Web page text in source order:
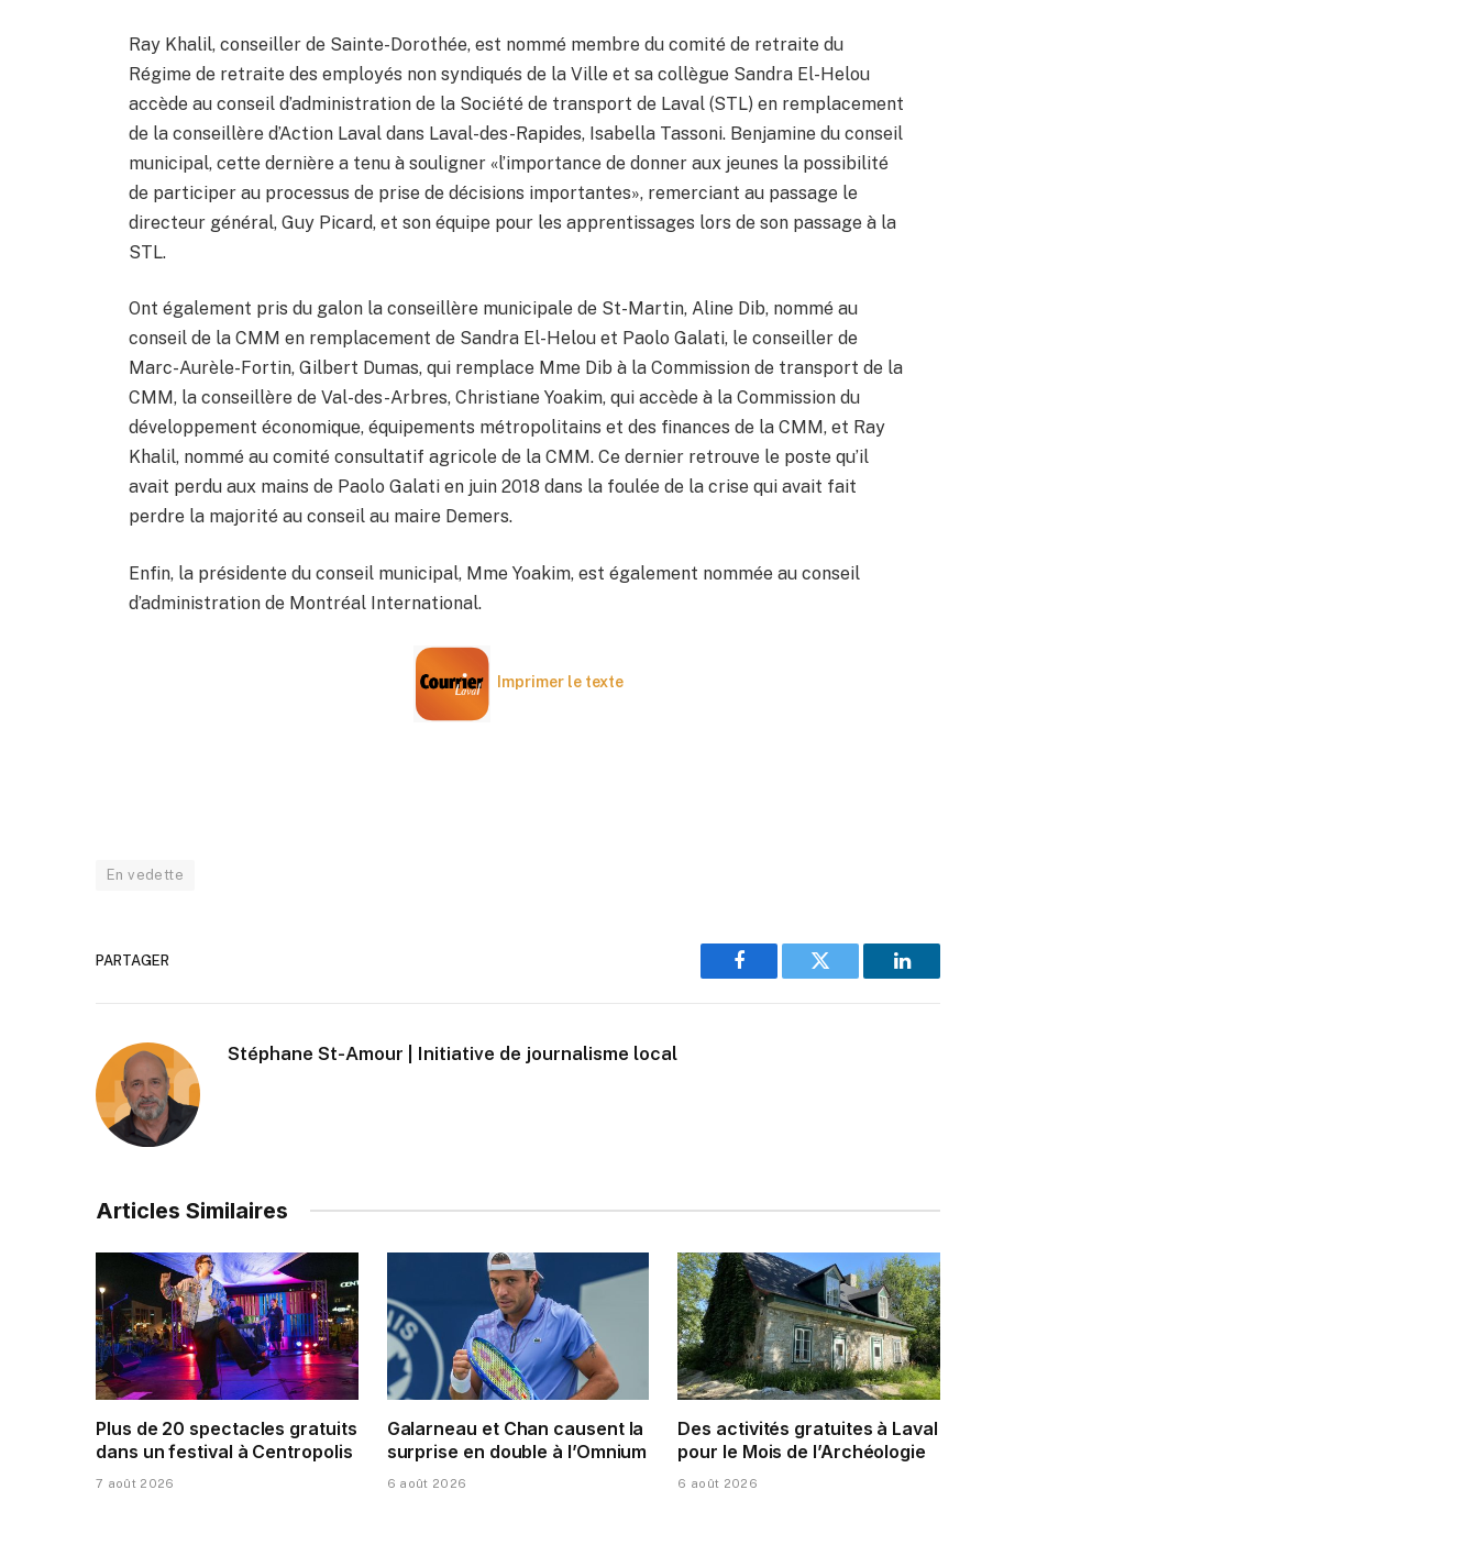
Ray Khalil, conseiller de Sainte-Dorothée, est nommé membre du comité de retraite du
Régime de retraite des employés non syndiqués de la Ville et sa collègue Sandra El-Helou
accède au conseil d’administration de la Société de transport de Laval (STL) en remplacement
de la conseillère d’Action Laval dans Laval-des-Rapides, Isabella Tassoni. Benjamine du conseil
municipal, cette dernière a tenu à souligner «l’importance de donner aux jeunes la possibilité
de participer au processus de prise de décisions importantes», remerciant au passage le
directeur général, Guy Picard, et son équipe pour les apprentissages lors de son passage à la
STL.
Ont également pris du galon la conseillère municipale de St-Martin, Aline Dib, nommé au
conseil de la CMM en remplacement de Sandra El-Helou et Paolo Galati, le conseiller de
Marc-Aurèle-Fortin, Gilbert Dumas, qui remplace Mme Dib à la Commission de transport de la
CMM, la conseillère de Val-des-Arbres, Christiane Yoakim, qui accède à la Commission du
développement économique, équipements métropolitains et des finances de la CMM, et Ray
Khalil, nommé au comité consultatif agricole de la CMM. Ce dernier retrouve le poste qu’il
avait perdu aux mains de Paolo Galati en juin 2018 dans la foulée de la crise qui avait fait
perdre la majorité au conseil au maire Demers.
Enfin, la présidente du conseil municipal, Mme Yoakim, est également nommée au conseil
d’administration de Montréal International.
Imprimer le texte
En vedette
PARTAGER
Facebook Twitter LinkedIn
Stéphane St-Amour | Initiative de journalisme local
Articles Similaires
Plus de 20 spectacles gratuits
dans un festival à Centropolis
7 août 2026
Galarneau et Chan causent la
surprise en double à l’Omnium
6 août 2026
Des activités gratuites à Laval
pour le Mois de l’Archéologie
6 août 2026